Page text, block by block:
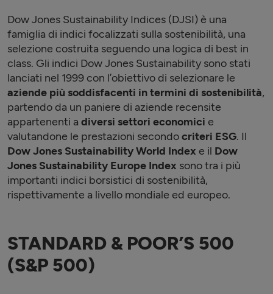
Dow Jones Sustainability Indices (DJSI) è una
famiglia di indici focalizzati sulla sostenibilità, una
selezione costruita seguendo una logica di best in
class. Gli indici Dow Jones Sustainability sono stati
lanciati nel 1999 con l’obiettivo di selezionare le
aziende più soddisfacenti in termini di sostenibilità,
partendo da un paniere di aziende recensite
appartenenti a diversi settori economici e
valutandone le prestazioni secondocriteri ESG. Il
Dow Jones Sustainability World Index e il Dow
Jones Sustainability Europe Index sono tra i più
importanti indici borsistici di sostenibilità,
rispettivamente a livello mondiale ed europeo.
STANDARD & POOR’S 500
(S&P 500)